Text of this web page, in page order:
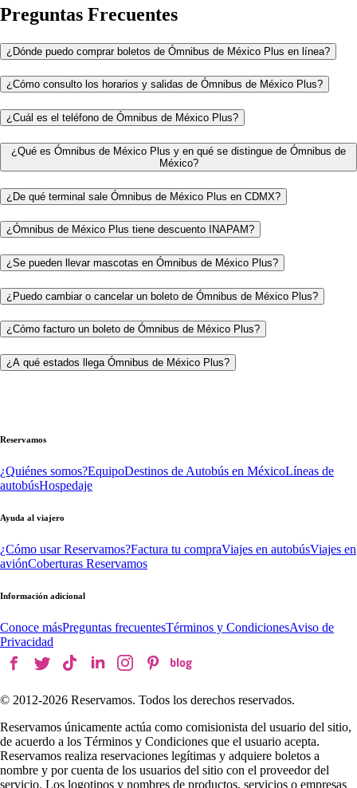
Preguntas Frecuentes
¿Dónde puedo comprar boletos de Ómnibus de México Plus en línea?
¿Cómo consulto los horarios y salidas de Ómnibus de México Plus?
¿Cuál es el teléfono de Ómnibus de México Plus?
¿Qué es Ómnibus de México Plus y en qué se distingue de Ómnibus de
México?
¿De qué terminal sale Ómnibus de México Plus en CDMX?
¿Ómnibus de México Plus tiene descuento INAPAM?
¿Se pueden llevar mascotas en Ómnibus de México Plus?
¿Puedo cambiar o cancelar un boleto de Ómnibus de México Plus?
¿Cómo facturo un boleto de Ómnibus de México Plus?
¿A qué estados llega Ómnibus de México Plus?
Reservamos
¿Quiénes somos?EquipoDestinos de Autobús en MéxicoLíneas de
autobúsHospedaje
Ayuda al viajero
¿Cómo usar Reservamos?Factura tu compraViajes en autobúsViajes en
aviónCoberturas Reservamos
Información adicional
Conoce másPreguntas frecuentesTérminos y CondicionesAviso de
Privacidad
© 2012-2026 Reservamos. Todos los derechos reservados.
Reservamos únicamente actúa como comisionista del usuario del sitio,
de acuerdo a los Términos y Condiciones que el usuario acepta.
Reservamos realiza reservaciones legítimas y adquiere boletos a
nombre y por cuenta de los usuarios del sitio con el proveedor del
servicio. Los logotipos y nombres de productos, servicios o empresas